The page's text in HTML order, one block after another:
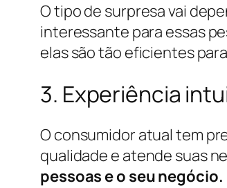
O tipo de surpresa vai
interessante para essas
elas são tão eficientes
3. Experiência
O consumidor atual tem
qualidade e atende suas
pessoas e o seu negócio.